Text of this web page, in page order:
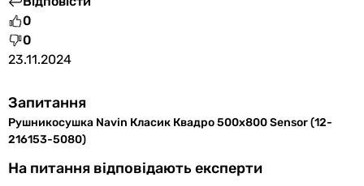
0
0
23.11.2024
Запитання
Рушникосушка Navin Класик Квадро 500х800 Sensor (12-
216153-5080)
На питання відповідають експерти